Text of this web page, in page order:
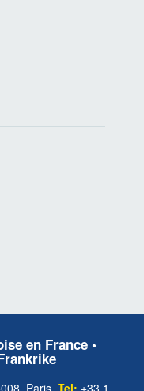
en France •
Paris. Tel: +33 1